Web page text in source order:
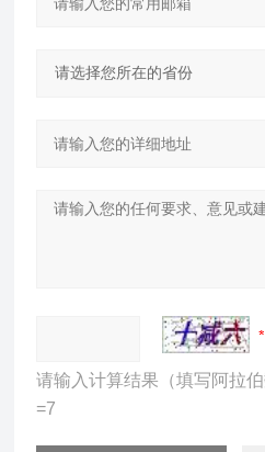
请输入计算结果（填写阿拉
=7